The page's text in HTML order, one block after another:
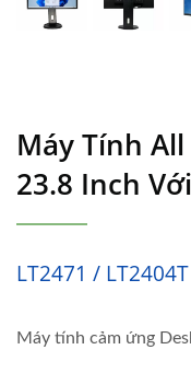
Máy Tính
23.8 Inch
LT2471 / LT2404T
Máy tính cảm ứng